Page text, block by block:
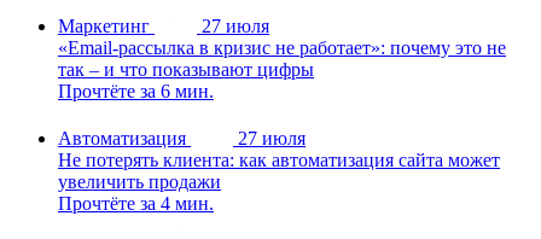
Маркетинг
27 июля
«Email-рассылка в кризис не работает»: почему это не
так – и что показывают цифры
Прочтёте за 6 мин.
Автоматизация
27 июля
Не потерять клиента: как автоматизация сайта может
увеличить продажи
Прочтёте за 4 мин.